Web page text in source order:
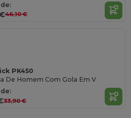
46,10 €
PK450
De Homem Com Gola Em V
33,90 €